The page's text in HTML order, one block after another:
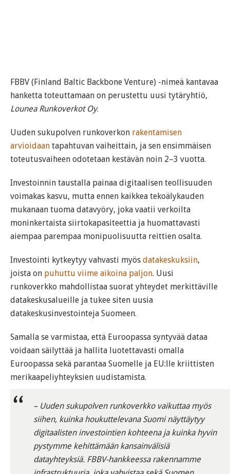
FBBV (Finland Baltic Backbone Venture) -nimeä kantavaa
hanketta toteuttamaan on perustettu uusi tytäryhtiö,
Lounea Runkoverkot Oy.
Uuden sukupolven runkoverkon rakentamisen
arvioidaan tapahtuvan vaiheittain, ja sen ensimmäisen
toteutusvaiheen odotetaan kestävän noin 2–3 vuotta.
Investoinnin taustalla painaa digitaalisen teollisuuden
voimakas kasvu, mutta ennen kaikkea tekoälykauden
mukanaan tuoma datavyöry, joka vaatii verkoilta
moninkertaista siirtokapasiteettia ja huomattavasti
aiempaa parempaa monipuolisuutta reittien osalta.
Investointi kytkeytyy vahvasti myös datakeskuksiin,
joista on puhuttu viime aikoina paljon. Uusi
runkoverkko mahdollistaa suorat yhteydet merkittäville
datakeskusalueille ja tukee siten uusia
datakeskusinvestointeja Suomeen.
Samalla se varmistaa, että Euroopassa syntyvää dataa
voidaan säilyttää ja hallita luotettavasti omalla
Euroopassa sekä parantaa Suomelle ja EU:lle kriittisten
merikaapeliyhteyksien uudistamista.
– Uuden sukupolven runkoverkko vaikuttaa myös
siihen, kuinka houkuttelevana Suomi näyttäytyy
digitaalisten investointien kohteena ja kuinka hyvin
pystymme kehittämään kansainvälisiä
datayhteyksiä. FBBV-hankkeessa rakennamme